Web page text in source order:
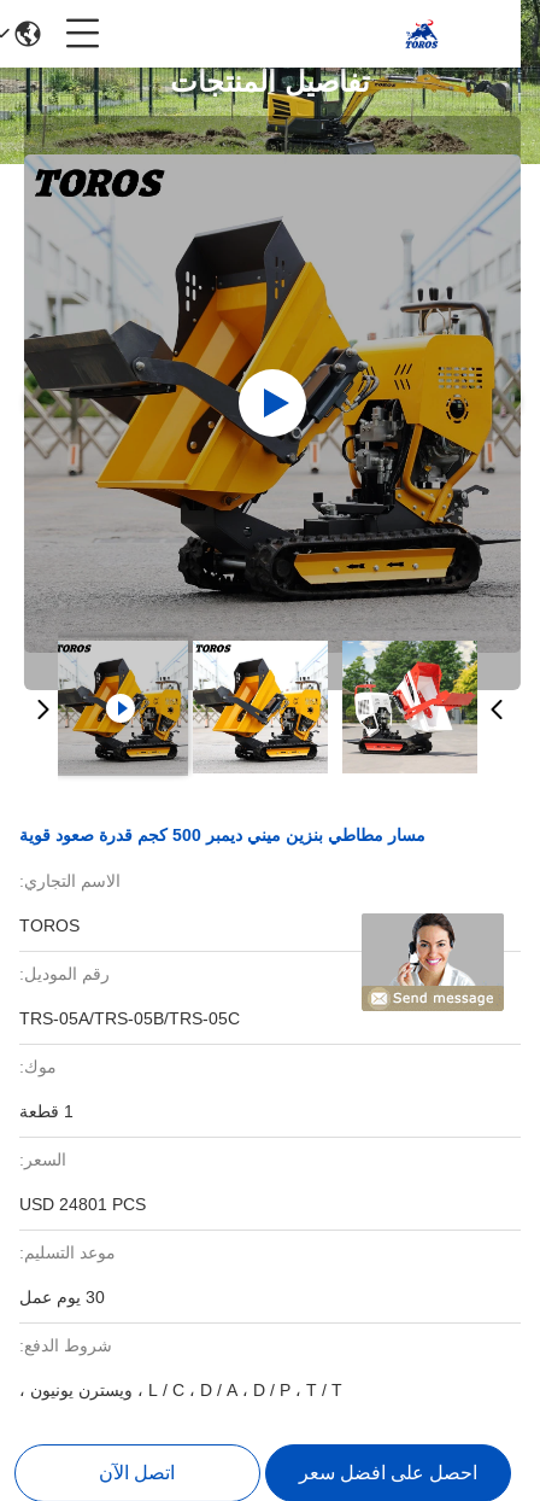
تفاصيل المنتجات
مسار مطاطي بنزين ميني ديمبر 500 كجم قدرة صعود قوية
الاسم التجاري:
TOROS
رقم الموديل:
TRS-05A/TRS-05B/TRS-05C
موك:
السعر:
USD 24801 PCS
موعد التسليم:
30 يوم عمل
شروط الدفع:
L / C ، D / A ، D / P ، T / T ، ويسترن يونيون ،
احصل على افضل سعر اتصل الآن